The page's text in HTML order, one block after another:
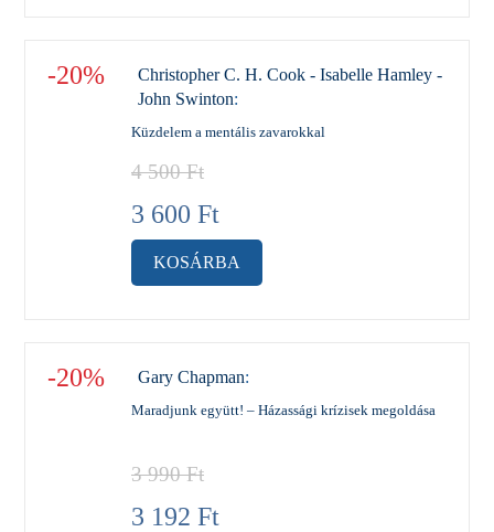
-20%
Christopher C. H. Cook - Isabelle Hamley -
John Swinton:
Küzdelem a mentális zavarokkal
4 500Ft
3 600 Ft
KOSÁRBA
-20% Gary Chapman:
Maradjunk együtt! – Házassági krízisek megoldása
3 990Ft
3 192 Ft